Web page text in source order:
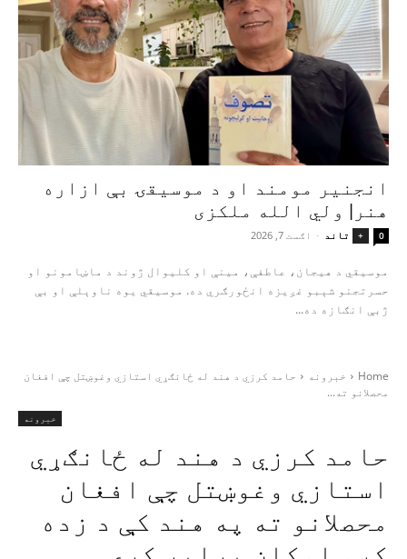
انجنیر مومند او د موسیقۍ بې‌ ازاره
هنر| ولي الله ملکزی
+ تاند - اګست 7, 2026 0
موسیقي د هیجان، عاطفې، مینې او کلیوال ژوند د ماښامونو او
حسرتجنو شېبو غږیزه انځورګري ده. موسیقي یوه ناوېلې او بې‌
ژبې انګازه ده...